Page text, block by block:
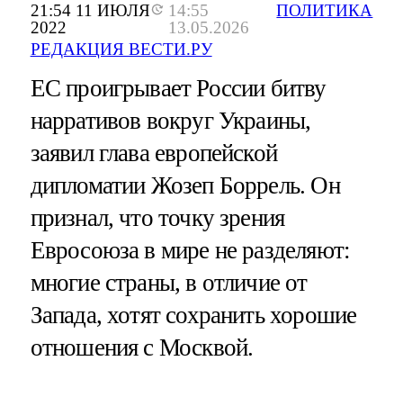
21:54 11 ИЮЛЯ
2022
14:55
13.05.2026
РЕДАКЦИЯ ВЕСТИ.РУ
ПОЛИТИКА
ЕС проигрывает России битву
нарративов вокруг Украины,
заявил глава европейской
дипломатии Жозеп Боррель. Он
признал, что точку зрения
Евросоюза в мире не разделяют:
многие страны, в отличие от
Запада, хотят сохранить хорошие
отношения с Москвой.